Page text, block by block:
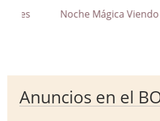
Noche Mágica Viendo
Anuncios en el